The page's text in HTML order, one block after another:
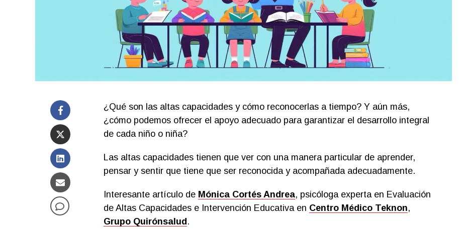
¿Qué son las altas capacidades y cómo reconocerlas a tiempo? Y aún más,
¿cómo podemos ofrecer el apoyo adecuado para garantizar el desarrollo integral
de cada niño o niña?
Las altas capacidades tienen que ver con una manera particular de aprender,
pensar y sentir que tiene que ser reconocida y acompañada adecuadamente.
Interesante artículo de Mónica Cortés Andrea, psicóloga experta en Evaluación
de Altas Capacidades e Intervención Educativa en Centro Médico Teknon,
Grupo Quirónsalud.